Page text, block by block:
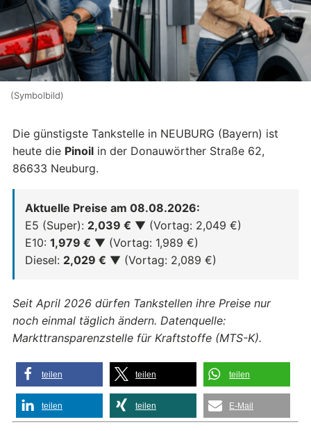
(Symbolbild)
Die günstigste Tankstelle in NEUBURG (Bayern) ist
heute die Pinoil in der Donauwörther Straße 62,
86633 Neuburg.
Aktuelle Preise am 08.08.2026:
E5 (Super): 2,039 € ▼ (Vortag: 2,049 €)
E10: 1,979 € ▼ (Vortag: 1,989 €)
Diesel: 2,029 € ▼ (Vortag: 2,089 €)
Seit April 2026 dürfen Tankstellen ihre Preise nur
noch einmal täglich ändern. Datenquelle:
Markttransparenzstelle für Kraftstoffe (MTS-K).
teilen teilen teilen
teilen teilen E-Mail